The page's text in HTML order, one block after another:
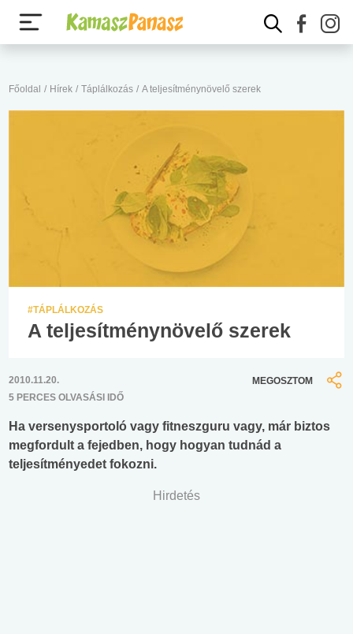
Főoldal / Hírek / Táplálkozás / A teljesítménynövelő szerek
#TÁPLÁLKOZÁS
A teljesítménynövelő szerek
2010.11.20.
5 PERCES OLVASÁSI IDŐ
MEGOSZTOM
Ha versenysportoló vagy fitneszguru vagy, már biztos
megfordult a fejedben, hogy hogyan tudnád a
teljesítményedet fokozni.
Hirdetés